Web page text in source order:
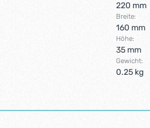
220 mm
Breite:
160 mm
Höhe:
35 mm
Gewicht:
0.25 kg